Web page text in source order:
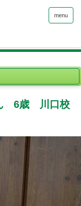
menu
6歳 川口校